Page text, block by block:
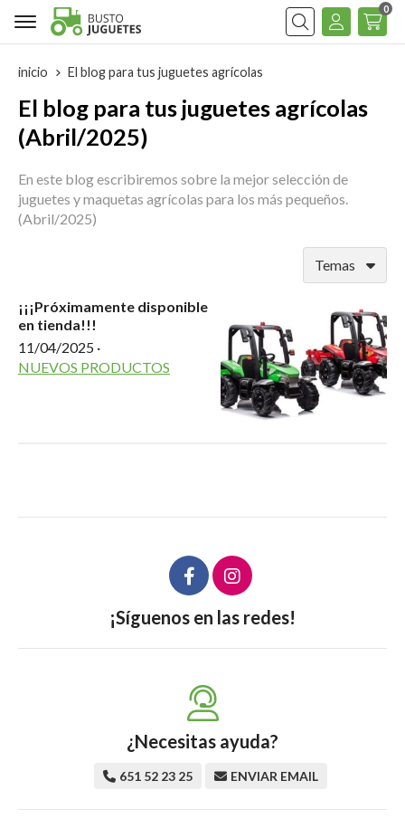
Buscar
0
inicio El blog para tus juguetes agrícolas
El blog para tus juguetes agrícolas
(Abril/2025)
En este blog escribiremos sobre la mejor selección de
juguetes y maquetas agrícolas para los más pequeños.
(Abril/2025)
Temas
¡¡¡Próximamente disponible
en tienda!!!
11/04/2025 ·
NUEVOS PRODUCTOS
¡Síguenos en las redes!
¿Necesitas ayuda?
651 52 23 25 ENVIAR EMAIL